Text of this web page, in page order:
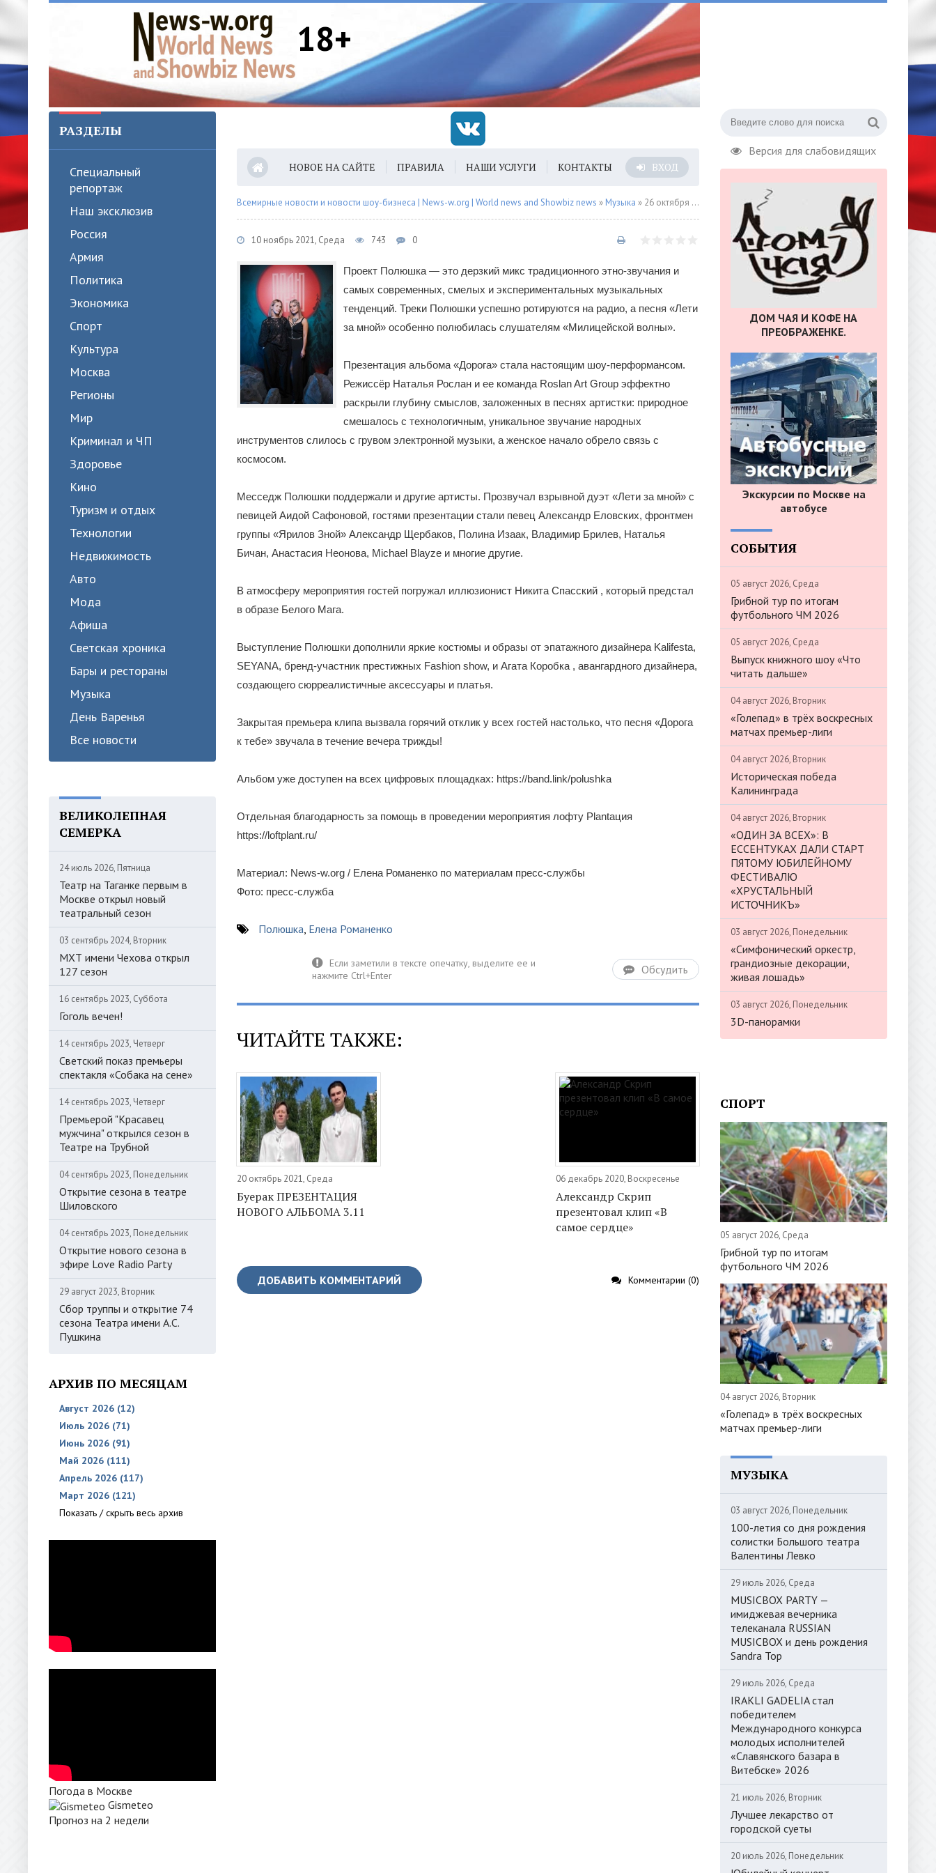
18+
Версия для слабовидящих
РАЗДЕЛЫ
Специальный
репортаж
Наш эксклюзив
Россия
Армия
Политика
Экономика
Спорт
Культура
Москва
Регионы
Мир
Криминал и ЧП
Здоровье
Кино
Туризм и отдых
Технологии
Недвижимость
Авто
Мода
Афиша
Светская хроника
Бары и рестораны
Музыка
День Варенья
Все новости
ВЕЛИКОЛЕПНАЯ
СЕМЕРКА
24 июль 2026, Пятница
Театр на Таганке первым в
Москве открыл новый
театральный сезон
03 сентябрь 2024, Вторник
МХТ имени Чехова открыл
127 сезон
16 сентябрь 2023, Суббота
Гоголь вечен!
14 сентябрь 2023, Четверг
Светский показ премьеры
спектакля «Собака на сене»
14 сентябрь 2023, Четверг
Премьерой "Красавец
мужчина" открылся сезон в
Театре на Трубной
04 сентябрь 2023, Понедельник
Открытие сезона в театре
Шиловского
04 сентябрь 2023, Понедельник
Открытие нового сезона в
эфире Love Radio Party
29 август 2023, Вторник
Сбор труппы и открытие 74
сезона Театра имени А.С.
Пушкина
АРХИВ ПО МЕСЯЦАМ
Август 2026 (12)
Июль 2026 (71)
Июнь 2026 (91)
Май 2026 (111)
Апрель 2026 (117)
Март 2026 (121)
Показать / скрыть весь архив
Погода в Москве
Gismeteo
Прогноз на 2 недели
НОВОЕ НА САЙТЕ ПРАВИЛА НАШИ УСЛУГИ КОНТАКТЫ ВХОД
Всемирные новости и новости шоу-бизнеса | News-w.org | World news and Showbiz news » Музыка » 26 октября в лофте Plantация отгремела презентация нового альбома и клипа «Дорога» этно-фьюжн певицы Полюшка.
10 ноябрь 2021, Среда 743 0
Проект Полюшка — это дерзкий микс традиционного этно-звучания и
самых современных, смелых и экспериментальных музыкальных
тенденций. Треки Полюшки успешно ротируются на радио, а песня «Лети
за мной» особенно полюбилась слушателям «Милицейской волны».
Презентация альбома «Дорога» стала настоящим шоу-перформансом.
Режиссёр Наталья Рослан и ее команда Roslan Art Group эффектно
раскрыли глубину смыслов, заложенных в песнях артистки: природное
смешалось с технологичным, уникальное звучание народных
инструментов слилось с грувом электронной музыки, а женское начало обрело связь с
космосом.
Месседж Полюшки поддержали и другие артисты. Прозвучал взрывной дуэт «Лети за мной» с
певицей Аидой Сафоновой, гостями презентации стали певец Александр Еловских, фронтмен
группы «Ярилов Зной» Александр Щербаков, Полина Изаак, Владимир Брилев, Наталья
Бичан, Анастасия Неонова, Michael Blayze и многие другие.
В атмосферу мероприятия гостей погружал иллюзионист Никита Спасский , который предстал
в образе Белого Мага.
Выступление Полюшки дополнили яркие костюмы и образы от эпатажного дизайнера Kalifesta,
SEYANA, бренд-участник престижных Fashion show, и Агата Коробка , авангардного дизайнера,
создающего сюрреалистичные аксессуары и платья.
Закрытая премьера клипа вызвала горячий отклик у всех гостей настолько, что песня «Дорога
к тебе» звучала в течение вечера трижды!
Альбом уже доступен на всех цифровых площадках: https://band.link/polushka
Отдельная благодарность за помощь в проведении мероприятия лофту Plantация
https://loftplant.ru/
Материал: News-w.org / Елена Романенко по материалам пресс-службы
Фото: пресс-служба
Полюшка, Елена Романенко
Обсудить
ЧИТАЙТЕ ТАКЖЕ:
20 октябрь 2021, Среда
Буерак ПРЕЗЕНТАЦИЯ
НОВОГО АЛЬБОМА 3.11
06 декабрь 2020, Воскресенье
Александр Скрип
презентовал клип «В
самое сердце»
ДОБАВИТЬ КОММЕНТАРИЙ Комментарии (0)
ДОМ ЧАЯ И КОФЕ НА
ПРЕОБРАЖЕНКЕ.
Экскурсии по Москве на
автобусе
СОБЫТИЯ
05 август 2026, Среда
Грибной тур по итогам
футбольного ЧМ 2026
05 август 2026, Среда
Выпуск книжного шоу «Что
читать дальше»
04 август 2026, Вторник
«Голепад» в трёх воскресных
матчах премьер-лиги
04 август 2026, Вторник
Историческая победа
Калининграда
04 август 2026, Вторник
«ОДИН ЗА ВСЕХ»: В
ЕССЕНТУКАХ ДАЛИ СТАРТ
ПЯТОМУ ЮБИЛЕЙНОМУ
ФЕСТИВАЛЮ
«ХРУСТАЛЬНЫЙ
ИСТОЧНИКЪ»
03 август 2026, Понедельник
«Симфонический оркестр,
грандиозные декорации,
живая лошадь»
03 август 2026, Понедельник
3D-панорамки
СПОРТ
05 август 2026, Среда
Грибной тур по итогам
футбольного ЧМ 2026
04 август 2026, Вторник
«Голепад» в трёх воскресных
матчах премьер-лиги
МУЗЫКА
03 август 2026, Понедельник
100-летия со дня рождения
солистки Большого театра
Валентины Левко
29 июль 2026, Среда
MUSICBOX PARTY —
имиджевая вечерника
телеканала RUSSIAN
MUSICBOX и день рождения
Sandra Top
29 июль 2026, Среда
IRAKLI GADELIA стал
победителем
Международного конкурса
молодых исполнителей
«Славянского базара в
Витебске» 2026
21 июль 2026, Вторник
Лучшее лекарство от
городской суеты
20 июль 2026, Понедельник